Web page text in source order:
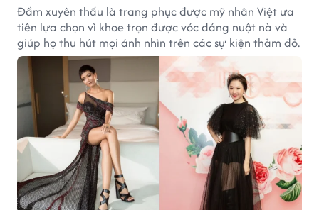
Đầm xuyên thấu là trang phục được mỹ nhân Việt ưa
tiên lựa chọn vì khoe trọn được vóc dáng nuột nà và
giúp họ thu hút mọi ánh nhìn trên các sự kiện thảm đỏ.